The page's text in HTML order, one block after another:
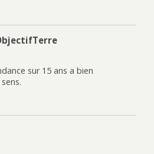
sur 15 ans a bien